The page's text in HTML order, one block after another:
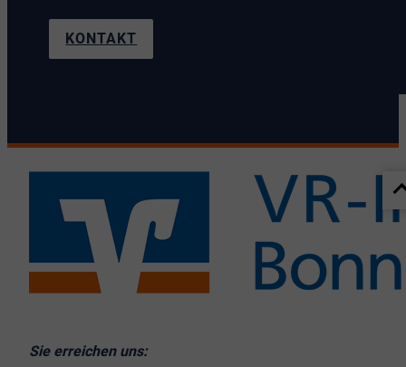
KONTAKT
Sie erreichen uns: